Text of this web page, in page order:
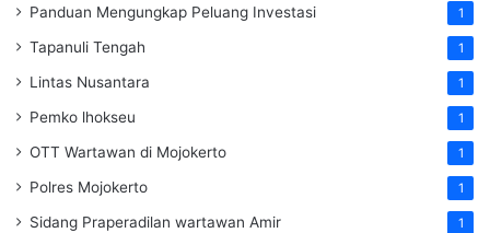
Panduan Mengungkap Peluang Investasi 1
Tapanuli Tengah 1
Lintas Nusantara 1
Pemko lhokseu 1
OTT Wartawan di Mojokerto 1
Polres Mojokerto 1
Sidang Praperadilan wartawan Amir 1